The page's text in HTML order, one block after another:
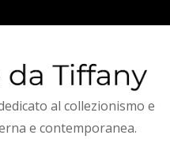
al collezionismo e
e contemporanea.